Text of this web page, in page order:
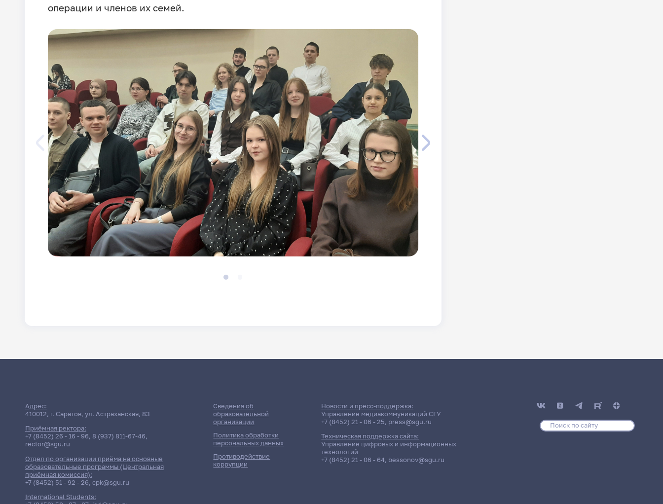
операции и членов их семей.
Адрес:
410012, г. Саратов, ул. Астраханская, 83
Приёмная ректора:
+7 (8452) 26 - 16 - 96, 8 (937) 811-67-46,
rector@sgu.ru
Отдел по организации приёма на основные
образовательные программы (Центральная
приёмная комиссия):
+7 (8452) 51 - 92 - 26, cpk@sgu.ru
International Students:
Сведения об
образовательной
организации
Политика обработки
персональных данных
Противодействие
коррупции
Новости и пресс-поддержка:
Управление медиакоммуникаций СГУ
+7 (8452) 21 - 06 - 25, press@sgu.ru
Техническая поддержка сайта:
Управление цифровых и информационных
технологий
+7 (8452) 21 - 06 - 64, bessonov@sgu.ru